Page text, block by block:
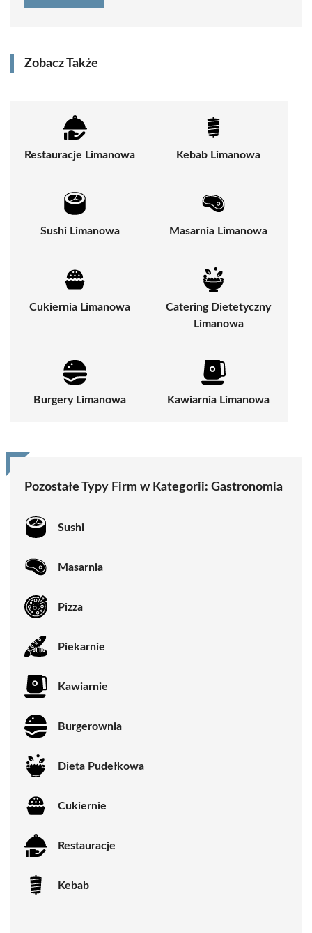
Zobacz Także
Restauracje Limanowa Kebab Limanowa
Sushi Limanowa Masarnia Limanowa
Cukiernia Limanowa
Catering Dietetyczny
Limanowa
Burgery Limanowa Kawiarnia Limanowa
Pozostałe Typy Firm w Kategorii: Gastronomia
Sushi
Masarnia
Pizza
Piekarnie
Kawiarnie
Burgerownia
Dieta Pudełkowa
Cukiernie
Restauracje
Kebab